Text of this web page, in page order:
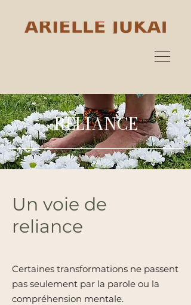
RELIANCE
Un voie de
reliance
Certaines transformations ne passent
pas seulement par la parole ou la
compréhension mentale.